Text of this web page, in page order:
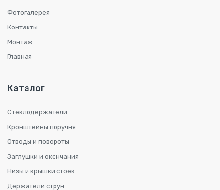
Фотогалерея
Контакты
Монтаж
Главная
Каталог
Стеклодержатели
Кронштейны поручня
Отводы и повороты
Заглушки и окончания
Низы и крышки стоек
Держатели струн